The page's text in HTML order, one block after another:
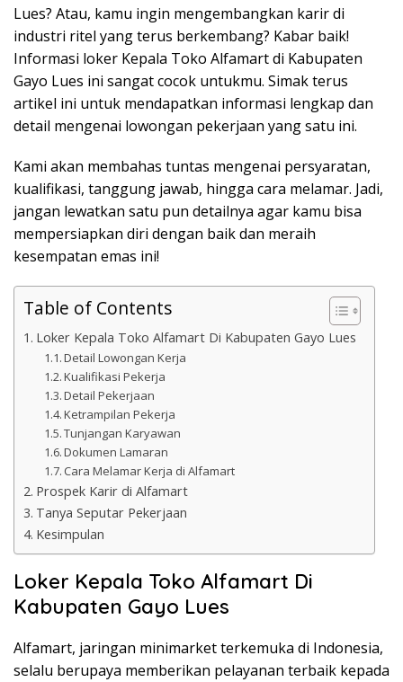
Lues? Atau, kamu ingin mengembangkan karir di
industri ritel yang terus berkembang? Kabar baik!
Informasi loker Kepala Toko Alfamart di Kabupaten
Gayo Lues ini sangat cocok untukmu. Simak terus
artikel ini untuk mendapatkan informasi lengkap dan
detail mengenai lowongan pekerjaan yang satu ini.
Kami akan membahas tuntas mengenai persyaratan,
kualifikasi, tanggung jawab, hingga cara melamar. Jadi,
jangan lewatkan satu pun detailnya agar kamu bisa
mempersiapkan diri dengan baik dan meraih
kesempatan emas ini!
Table of Contents
Loker Kepala Toko Alfamart Di Kabupaten Gayo Lues
Detail Lowongan Kerja
Kualifikasi Pekerja
Detail Pekerjaan
Ketrampilan Pekerja
Tunjangan Karyawan
Dokumen Lamaran
Cara Melamar Kerja di Alfamart
Prospek Karir di Alfamart
Tanya Seputar Pekerjaan
Kesimpulan
Loker Kepala Toko Alfamart Di
Kabupaten Gayo Lues
Alfamart, jaringan minimarket terkemuka di Indonesia,
selalu berupaya memberikan pelayanan terbaik kepada